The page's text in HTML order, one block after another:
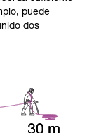
puede
dos